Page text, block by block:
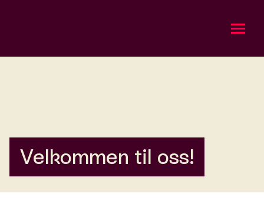
Bli med
Velkommen til oss!